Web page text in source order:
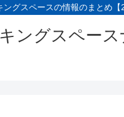
グスペースの情報のまとめ【